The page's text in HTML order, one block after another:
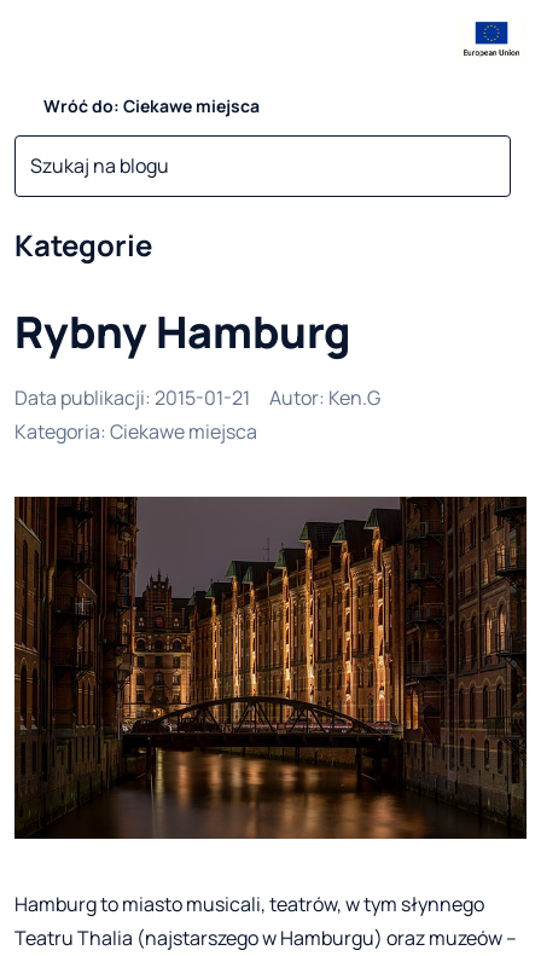
Wróć do: Ciekawe miejsca
Kategorie
Rybny Hamburg
Data publikacji: 2015-01-21 Autor: Ken.G
Kategoria: Ciekawe miejsca
Hamburg to miasto musicali, teatrów, w tym słynnego
Teatru Thalia (najstarszego w Hamburgu) oraz muzeów –